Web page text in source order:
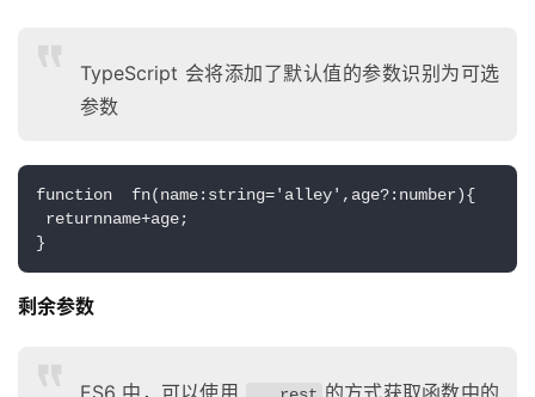
TypeScript 会将添加了默认值的参数识别为可选
参数
function  fn(name:string='alley',age?:number){
returnname+age;
}
剩余参数
ES6 中，可以使用
的方式获取函数中的